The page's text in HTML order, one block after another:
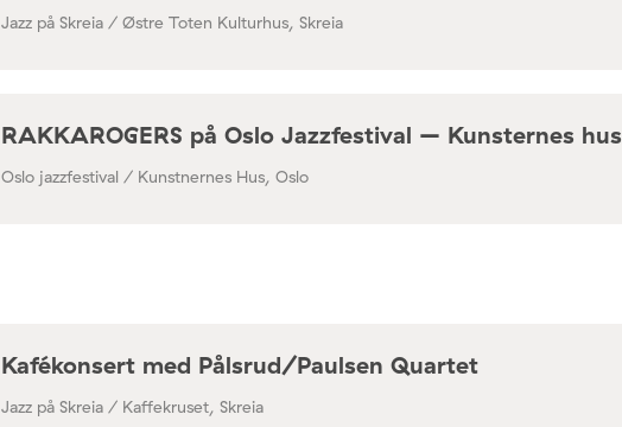
Jazz på Skreia / Østre Toten Kulturhus, Skreia
RAKKAROGERS på Oslo Jazzfestival – Kunsternes hus
Oslo jazzfestival / Kunstnernes Hus, Oslo
Kafékonsert med Pålsrud/Paulsen Quartet
Jazz på Skreia / Kaffekruset, Skreia